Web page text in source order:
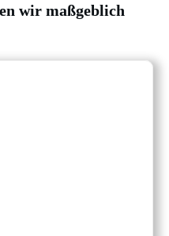
wir maßgeblich